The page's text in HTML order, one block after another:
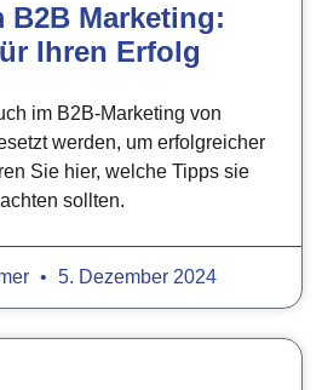
B2B Marketing:
Ihren Erfolg
im B2B-Marketing von
werden, um erfolgreicher
Sie hier, welche Tipps sie
sollten.
5. Dezember 2024